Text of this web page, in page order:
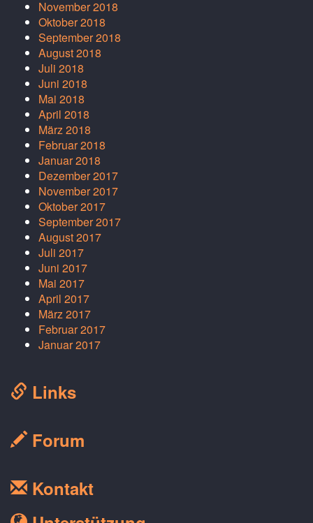
November 2018
Oktober 2018
September 2018
August 2018
Juli 2018
Juni 2018
Mai 2018
April 2018
März 2018
Februar 2018
Januar 2018
Dezember 2017
November 2017
Oktober 2017
September 2017
August 2017
Juli 2017
Juni 2017
Mai 2017
April 2017
März 2017
Februar 2017
Januar 2017
Links
Forum
Kontakt